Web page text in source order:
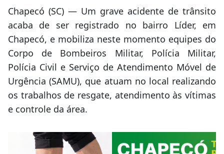
Chapecó (SC) — Um grave acidente de trânsito
acaba de ser registrado no bairro Líder, em
Chapecó, e mobiliza neste momento equipes do
Corpo de Bombeiros Militar, Polícia Militar,
Polícia Civil e Serviço de Atendimento Móvel de
Urgência (SAMU), que atuam no local realizando
os trabalhos de resgate, atendimento às vítimas
e controle da área.